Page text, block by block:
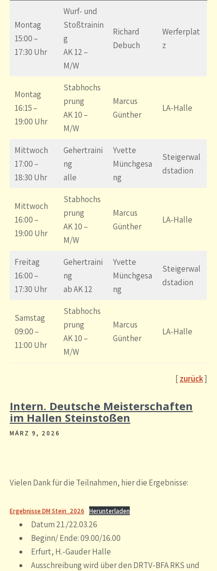
Montag
15:00 –
17:30 Uhr
Wurf- und
Stoßtrainin
g
AK 12 –
M/W
Richard
Debuch
Werferplat
z
Montag
16:15 –
19:00 Uhr
Stabhochs
prung
AK 10 –
M/W
Marcus
Günther
LA-Halle
Mittwoch
17:00 –
18:30 Uhr
Gehertraini
ng
alle
Yvette
Münchgesa
ng
Steigerwal
dstadion
Mittwoch
16:00 –
19:00 Uhr
Stabhochs
prung
AK 10 –
M/W
Marcus
Günther
LA-Halle
Freitag
16:00 –
17:30 Uhr
Gehertraini
ng
ab AK 12
Yvette
Münchgesa
ng
Steigerwal
dstadion
Samstag
09:00 –
11:00 Uhr
Stabhochs
prung
AK 10 –
M/W
Marcus
Günther
LA-Halle
[ zurück]
Intern. Deutsche Meisterschaften
im Hallen Steinstoßen
MÄRZ 9, 2026
Vielen Dank für die Teilnahmen, hier die Ergebnisse:
Ergebnisse DM Stein_2026 Herunterladen
Datum 21./22.03.26
Beginn/ Ende: 09.00/16.00
Erfurt, H.-Gauder Halle
Ausschreibung wird über den DRTV-BFA RKS und